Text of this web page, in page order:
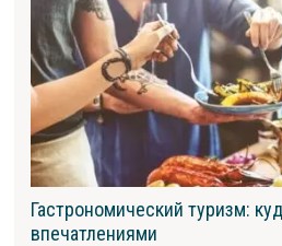
Гастрономический туризм:
впечатлениями